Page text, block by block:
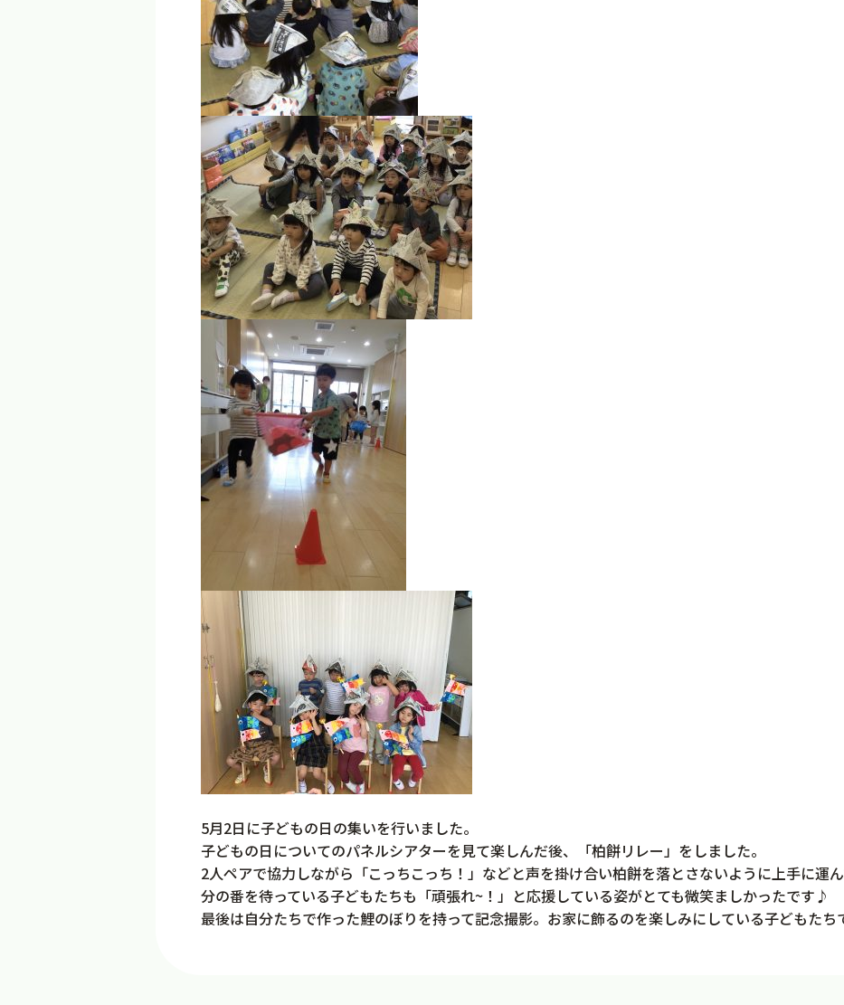
5月2日に子どもの日の集いを行いました。
子どもの日についてのパネルシアターを見て楽しんだ後、「柏餅リレー」をしました。
2人ペアで協力しながら「こっちこっち！」などと声を掛け合い柏餅を落とさないように上手に運
分の番を待っている子どもたちも「頑張れ~！」と応援している姿がとても微笑ましかったです♪
最後は自分たちで作った鯉のぼりを持って記念撮影。お家に飾るのを楽しみにしている子どもたち